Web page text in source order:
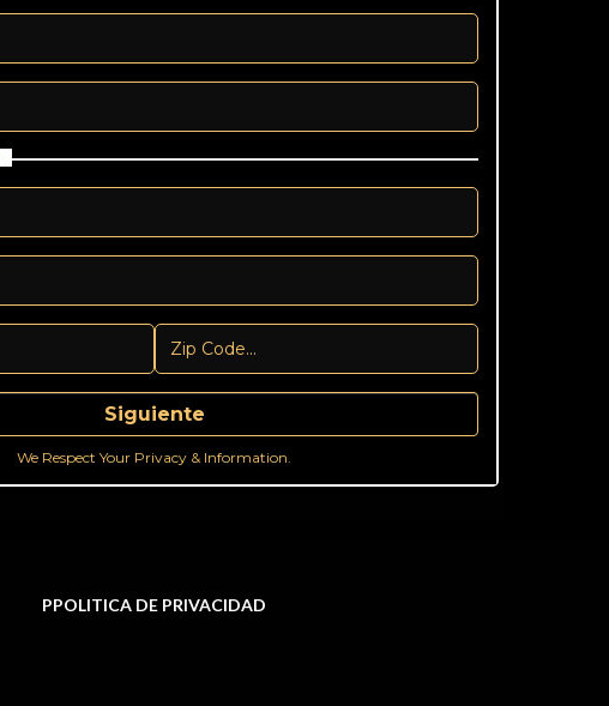
Siguiente
We Respect Your Privacy & Information.
PPOLITICA DE PRIVACIDAD